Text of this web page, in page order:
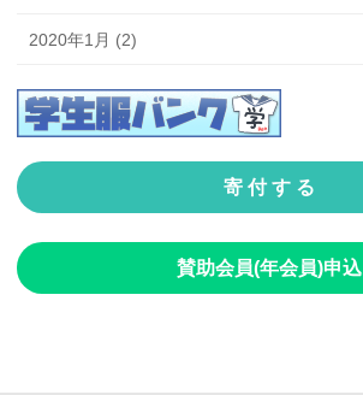
2020年1月 (2)
寄 付 す る
賛助会員(年会員)申込